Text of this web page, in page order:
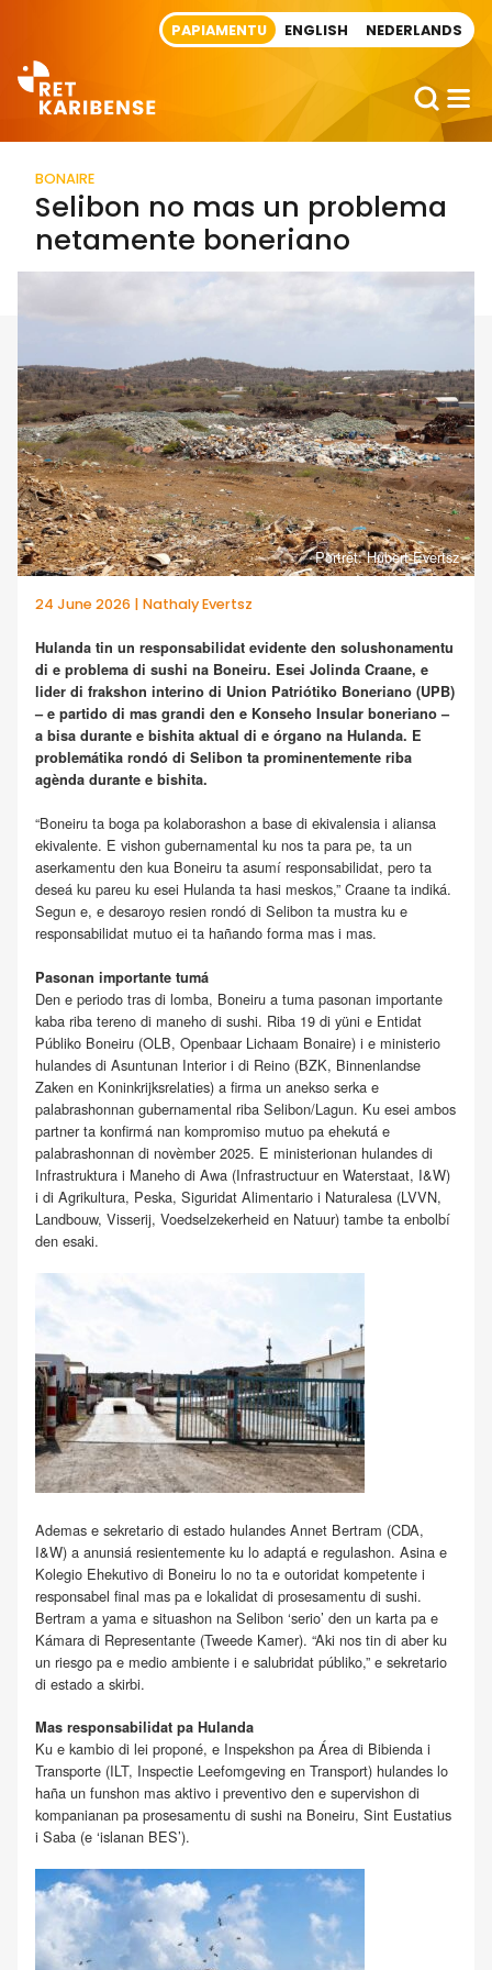
PAPIAMENTU ENGLISH NEDERLANDS
BONAIRE
Selibon no mas un problema
netamente boneriano
Portrèt: Hubert Evertsz
24 June 2026 | Nathaly Evertsz
Hulanda tin un responsabilidat evidente den solushonamentu
di e problema di sushi na Boneiru. Esei Jolinda Craane, e
lider di frakshon interino di Union Patriótiko Boneriano (UPB)
– e partido di mas grandi den e Konseho Insular boneriano –
a bisa durante e bishita aktual di e órgano na Hulanda. E
problemátika rondó di Selibon ta prominentemente riba
agènda durante e bishita.
“Boneiru ta boga pa kolaborashon a base di ekivalensia i aliansa
ekivalente. E vishon gubernamental ku nos ta para pe, ta un
aserkamentu den kua Boneiru ta asumí responsabilidat, pero ta
deseá ku pareu ku esei Hulanda ta hasi meskos,” Craane ta indiká.
Segun e, e desaroyo resien rondó di Selibon ta mustra ku e
responsabilidat mutuo ei ta hañando forma mas i mas.
Pasonan importante tumá
Den e periodo tras di lomba, Boneiru a tuma pasonan importante
kaba riba tereno di maneho di sushi. Riba 19 di yüni e Entidat
Públiko Boneiru (OLB, Openbaar Lichaam Bonaire) i e ministerio
hulandes di Asuntunan Interior i di Reino (BZK, Binnenlandse
Zaken en Koninkrijksrelaties) a firma un anekso serka e
palabrashonnan gubernamental riba Selibon/Lagun. Ku esei ambos
partner ta konfirmá nan kompromiso mutuo pa ehekutá e
palabrashonnan di novèmber 2025. E ministerionan hulandes di
Infrastruktura i Maneho di Awa (Infrastructuur en Waterstaat, I&W)
i di Agrikultura, Peska, Siguridat Alimentario i Naturalesa (LVVN,
Landbouw, Visserij, Voedselzekerheid en Natuur) tambe ta enbolbí
den esaki.
Ademas e sekretario di estado hulandes Annet Bertram (CDA,
I&W) a anunsiá resientemente ku lo adaptá e regulashon. Asina e
Kolegio Ehekutivo di Boneiru lo no ta e outoridat kompetente i
responsabel final mas pa e lokalidat di prosesamentu di sushi.
Bertram a yama e situashon na Selibon ‘serio’ den un karta pa e
Kámara di Representante (Tweede Kamer). “Aki nos tin di aber ku
un riesgo pa e medio ambiente i e salubridat públiko,” e sekretario
di estado a skirbi.
Mas responsabilidat pa Hulanda
Ku e kambio di lei proponé, e Inspekshon pa Área di Bibienda i
Transporte (ILT, Inspectie Leefomgeving en Transport) hulandes lo
haña un funshon mas aktivo i preventivo den e supervishon di
kompanianan pa prosesamentu di sushi na Boneiru, Sint Eustatius
i Saba (e ‘islanan BES’).